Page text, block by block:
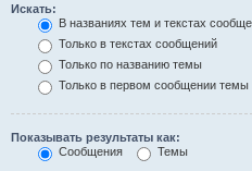
Искать:
В названиях тем и текстах
Только в текстах сообщений
Только по названию темы
Только в первом сообщении темы
Показывать результаты как:
Сообщения
Темы